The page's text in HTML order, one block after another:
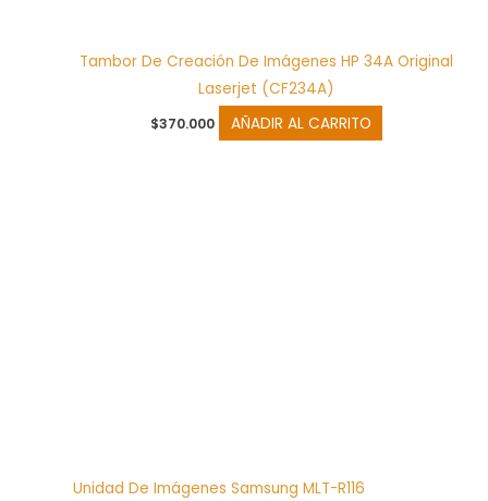
Tambor De Creación De Imágenes HP 34A Original
Laserjet (CF234A)
$370.000 AÑADIR AL CARRITO
Unidad De Imágenes Samsung MLT-R116